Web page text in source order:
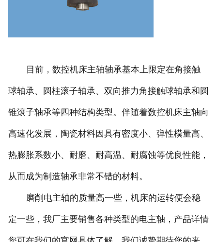
目前，数控机床主轴轴承基本上限定在角接触
球轴承、圆柱滚子轴承、双向推力角接触球轴承和圆
锥滚子轴承等四种结构类型。伴随着数控机床主轴向
高速化发展，陶瓷材料因具有密度小、弹性模量高、
热膨胀系数小、耐磨、耐高温、耐腐蚀等优良性能，
从而成为制造轴承非常不错的材料。
磨削电主轴的质量高一些，机床的运转便会稳
定一些，我厂主要销售各种类型的电主轴，产品详情